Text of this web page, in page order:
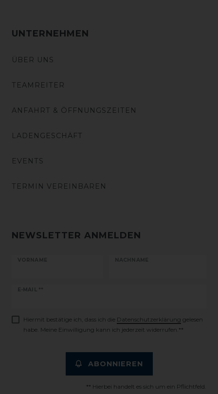
UNTERNEHMEN
ÜBER UNS
TEAMREITER
ANFAHRT & ÖFFNUNGSZEITEN
LADENGESCHÄFT
EVENTS
TERMIN VEREINBAREN
NEWSLETTER ANMELDEN
VORNAME NACHNAME
E-MAIL **
Newsletter
Hiermit bestätige ich, dass ich die Daten­schutz­erklärung gelesen
habe. Meine Einwilligung kann ich jederzeit widerrufen.**
ABONNIEREN
** Hierbei handelt es sich um ein Pflichtfeld.